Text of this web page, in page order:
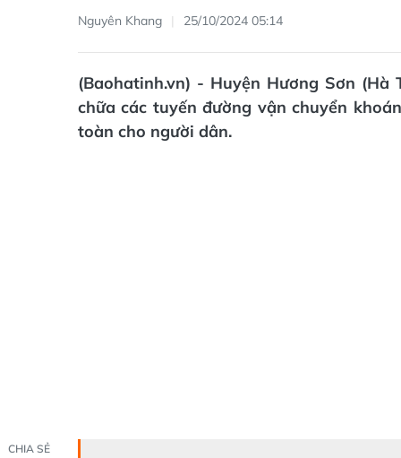
Nguyên Khang 25/10/2024 05:14
(Baohatinh.vn) - Huyện Hương Sơn
chữa các tuyến đường vận chuyển
toàn cho người dân.
CHIA SẺ